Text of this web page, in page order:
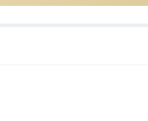
，目标是用户下沉。
攀升至400万，增长10